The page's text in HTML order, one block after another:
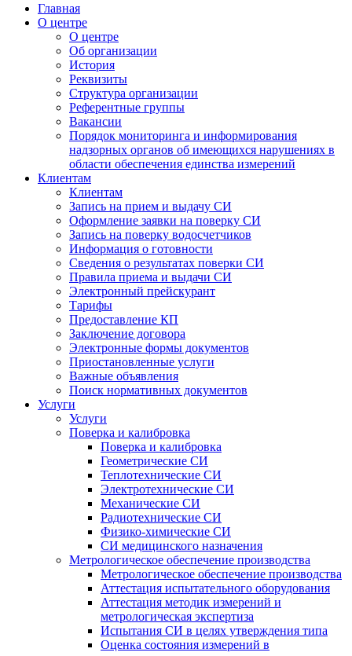
Главная
О центре
О центре
Об организации
История
Реквизиты
Структура организации
Референтные группы
Вакансии
Порядок мониторинга и информирования
надзорных органов об имеющихся нарушениях в
области обеспечения единства измерений
Клиентам
Клиентам
Запись на прием и выдачу СИ
Оформление заявки на поверку СИ
Запись на поверку водосчетчиков
Информация о готовности
Сведения о результатах поверки СИ
Правила приема и выдачи СИ
Электронный прейскурант
Тарифы
Предоставление КП
Заключение договора
Электронные формы документов
Приостановленные услуги
Важные объявления
Поиск нормативных документов
Услуги
Услуги
Поверка и калибровка
Поверка и калибровка
Геометрические СИ
Теплотехнические СИ
Электротехнические СИ
Механические СИ
Радиотехнические СИ
Физико-химические СИ
СИ медицинского назначения
Метрологическое обеспечение производства
Метрологическое обеспечение производства
Аттестация испытательного оборудования
Аттестация методик измерений и
метрологическая экспертиза
Испытания СИ в целях утверждения типа
Оценка состояния измерений в